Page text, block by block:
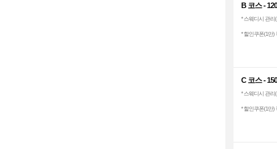
B 코스 -
* 스웨디시 관리
* 할인쿠폰(1만)
C 코스 -
* 스웨디시 관리
* 할인쿠폰(1만)